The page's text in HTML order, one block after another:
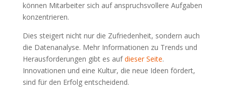
können Mitarbeiter sich auf anspruchsvollere Aufgaben
konzentrieren.
Dies steigert nicht nur die Zufriedenheit, sondern auch
die Datenanalyse. Mehr Informationen zu Trends und
Herausforderungen gibt es aufdieser Seite.
Innovationen und eine Kultur, die neue Ideen fördert,
sind für den Erfolg entscheidend.